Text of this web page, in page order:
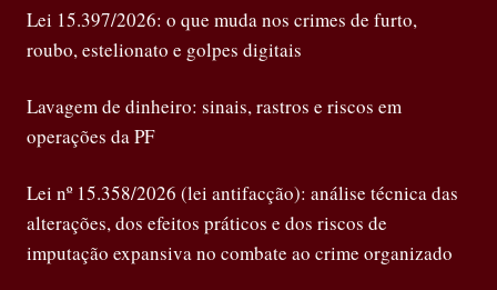
Lei 15.397/2026: o que muda nos crimes de furto,
roubo, estelionato e golpes digitais
Lavagem de dinheiro: sinais, rastros e riscos em
operações da PF
Lei nº 15.358/2026 (lei antifacção): análise técnica das
alterações, dos efeitos práticos e dos riscos de
imputação expansiva no combate ao crime organizado